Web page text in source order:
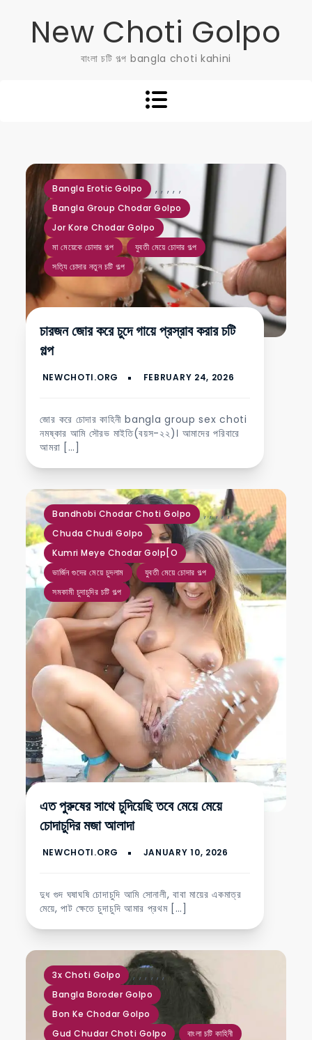
New Choti Golpo
বাংলা চটি গল্প bangla choti kahini
Bangla Erotic Golpo ,
Bangla Group Chodar Golpo
,
Jor Kore Chodar Golpo
,
মা মেয়েকে চোদার গল্প
,
যুবতী মেয়ে চোদার গল্প
,
সত্যি চোদার নতুন চটি গল্প
চারজন জোর করে চুদে গায়ে প্রস্রাব করার চটি
গল্প
জোর করে চোদার কাহিনী bangla group sex choti
নমষ্কার আমি সৌরভ মাইতি(বয়স-২২)। আমাদের পরিবারে
আমরা […]
Bandhobi Chodar Choti Golpo ,
Chuda Chudi Golpo
,
Kumri Meye Chodar Golp[o
,
ভার্জিন গুদের মেয়ে চুদলাম
,
যুবতী মেয়ে চোদার গল্প
,
সমকামী চুদাচুদির চটি গল্প
এত পুরুষের সাথে চুদিয়েছি তবে মেয়ে মেয়ে
চোদাচুদির মজা আলাদা
দুধ গুদ ঘষাঘষি চোদাচুদি আমি সোনালী, বাবা মায়ের একমাত্র
মেয়ে, পাট ক্ষেতে চুদাচুদি আমার প্রথম […]
3x Choti Golpo ,
Bangla Boroder Golpo
,
Bon Ke Chodar Golpo
,
Gud Chudar Choti Golpo
,
বাংলা চটি কাহিনী
,,